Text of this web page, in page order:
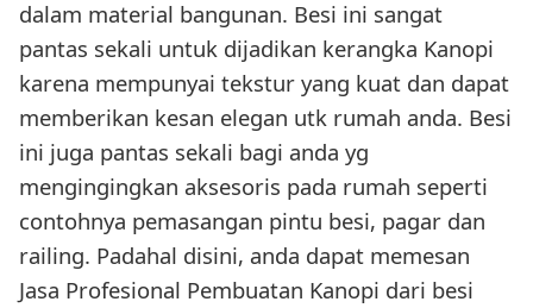
dalam material bangunan. Besi ini sangat
pantas sekali untuk dijadikan kerangka Kanopi
karena mempunyai tekstur yang kuat dan dapat
memberikan kesan elegan utk rumah anda. Besi
ini juga pantas sekali bagi anda yg
mengingingkan aksesoris pada rumah seperti
contohnya pemasangan pintu besi, pagar dan
railing. Padahal disini, anda dapat memesan
Jasa Profesional Pembuatan Kanopi dari besi